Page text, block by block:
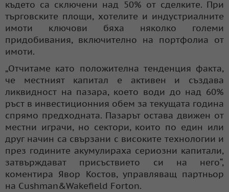
където са сключени над 50% от сделките. При
търговските площи, хотелите и индустриалните
имоти ключови бяха няколко големи
придобивания, включително на портфолиа от
имоти.
„Отчитаме като положителна тенденция факта,
че местният капитал е активен и създава
ликвидност на пазара, което води до над 60%
ръст в инвестиционния обем за текущата година
спрямо предходната. Пазарът остава движен от
местни играчи, но сектори, които по един или
друг начин са свързани с високите технологии и
през годините акумулираха сериозни капитали,
затвърждават присъствието си на него“,
коментира Явор Костов, управляващ партньор
на Cushman&Wakefield Forton.